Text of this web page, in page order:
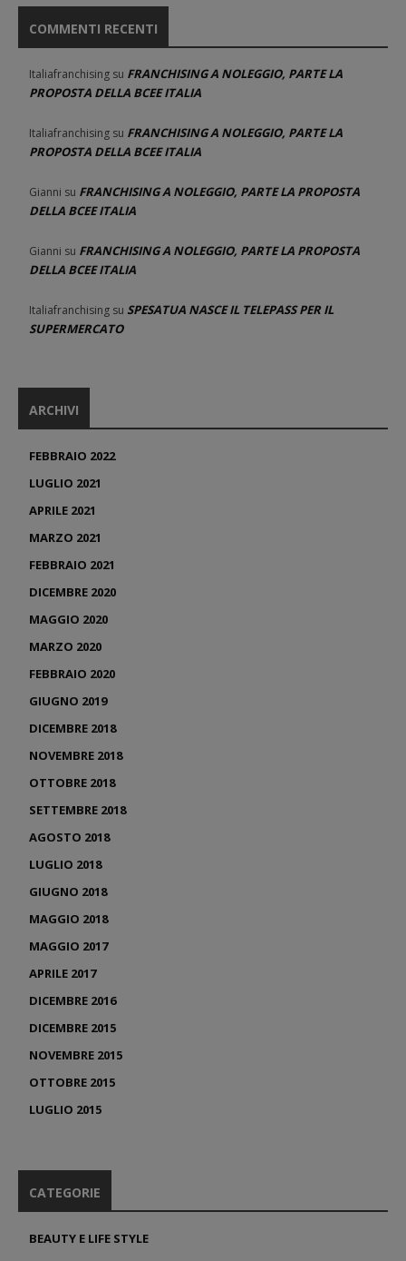
COMMENTI RECENTI
Italiafranchising su FRANCHISING A NOLEGGIO, PARTE LA
PROPOSTA DELLA BCEE ITALIA
Italiafranchising su FRANCHISING A NOLEGGIO, PARTE LA
PROPOSTA DELLA BCEE ITALIA
Gianni su FRANCHISING A NOLEGGIO, PARTE LA PROPOSTA
DELLA BCEE ITALIA
Gianni su FRANCHISING A NOLEGGIO, PARTE LA PROPOSTA
DELLA BCEE ITALIA
Italiafranchising su SPESATUA NASCE IL TELEPASS PER IL
SUPERMERCATO
ARCHIVI
FEBBRAIO 2022
LUGLIO 2021
APRILE 2021
MARZO 2021
FEBBRAIO 2021
DICEMBRE 2020
MAGGIO 2020
MARZO 2020
FEBBRAIO 2020
GIUGNO 2019
DICEMBRE 2018
NOVEMBRE 2018
OTTOBRE 2018
SETTEMBRE 2018
AGOSTO 2018
LUGLIO 2018
GIUGNO 2018
MAGGIO 2018
MAGGIO 2017
APRILE 2017
DICEMBRE 2016
DICEMBRE 2015
NOVEMBRE 2015
OTTOBRE 2015
LUGLIO 2015
CATEGORIE
BEAUTY E LIFE STYLE